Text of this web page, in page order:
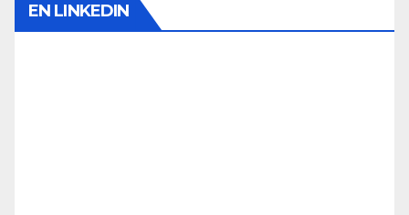
EN LINKEDIN